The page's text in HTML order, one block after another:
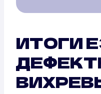
ИТОГИ